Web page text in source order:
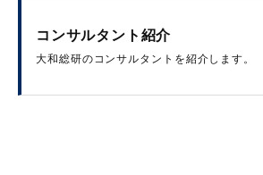
コンサルタント紹介
大和総研のコンサルタントを紹介します。